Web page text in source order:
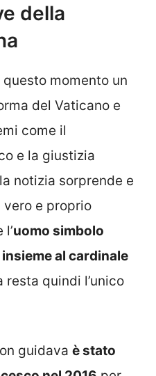
della
momento un
del Vaticano e
come il
e la giustizia
notizia sorprende e
vero e proprio
uomo simbolo
al cardinale
resta quindi l’unico
guidava è stato